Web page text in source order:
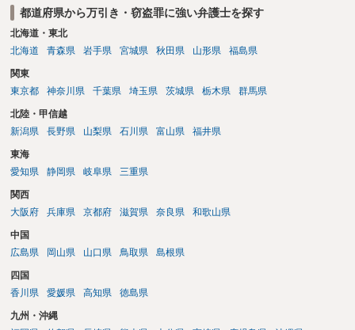
都道府県から万引き・窃盗罪に強い弁護士を探す
北海道・東北
北海道
青森県 岩手県 宮城県 秋田県 山形県 福島県
関東
東京都
神奈川県 千葉県 埼玉県 茨城県 栃木県 群馬県
北陸・甲信越
新潟県
長野県 山梨県 石川県 富山県 福井県
東海
愛知県
静岡県 岐阜県 三重県
関西
大阪府
兵庫県 京都府 滋賀県 奈良県 和歌山県
中国
広島県
岡山県 山口県 鳥取県 島根県
四国
香川県
愛媛県 高知県 徳島県
九州・沖縄